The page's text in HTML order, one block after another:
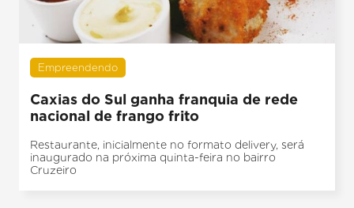
Empreendendo
Caxias do Sul ganha franquia de rede
nacional de frango frito
Restaurante, inicialmente no formato delivery, será
inaugurado na próxima quinta-feira no bairro
Cruzeiro